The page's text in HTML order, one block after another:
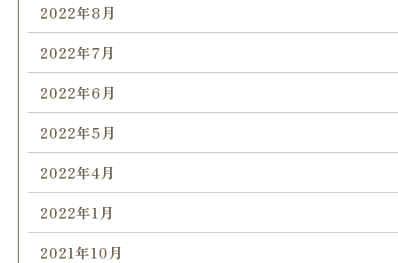
2022年8月
2022年7月
2022年6月
2022年5月
2022年4月
2022年1月
2021年10月